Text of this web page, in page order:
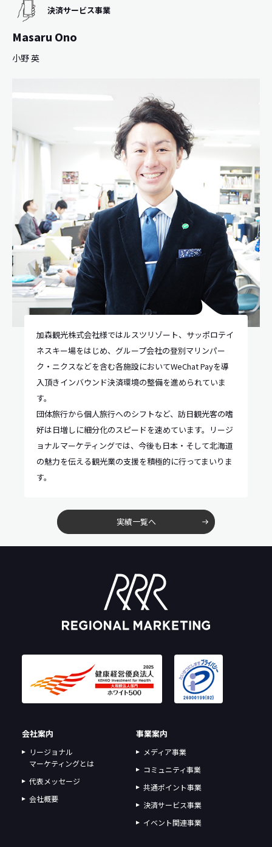
決済サービス事業
Masaru Ono
小野 英
加森観光株式会社様ではルスツリゾート、サッポロテイ
ネスキー場をはじめ、グループ会社の登別マリンパー
ク・ニクスなどを含む各施設においてWeChat Payを導
入頂きインバウンド決済環境の整備を進められていま
す。
団体旅行から個人旅行へのシフトなど、訪日観光客の嗜
好は日増しに細分化のスピードを速めています。リージ
ョナルマーケティングでは、今後も日本・そして北海道
の魅力を伝える観光業の支援を積極的に行ってまいりま
す。
実績一覧へ
会社案内
リージョナル
マーケティングとは
代表メッセージ
会社概要
事業案内
メディア事業
コミュニティ事業
共通ポイント事業
決済サービス事業
イベント関連事業